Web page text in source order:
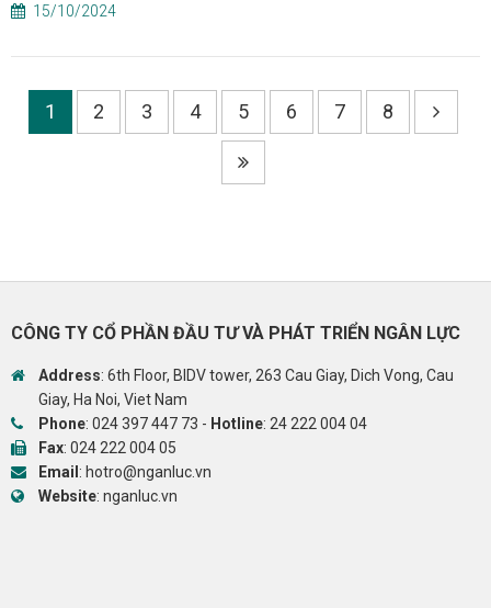
15/10/2024
1 2 3 4 5 6 7 8
CÔNG TY CỔ PHẦN ĐẦU TƯ VÀ PHÁT TRIỂN NGÂN LỰC
Address: 6th Floor, BIDV tower, 263 Cau Giay, Dich Vong, Cau
Giay, Ha Noi, Viet Nam
Phone: 024 397 447 73 - Hotline: 24 222 004 04
Fax: 024 222 004 05
Email : hotro@nganluc.vn
Website: nganluc.vn